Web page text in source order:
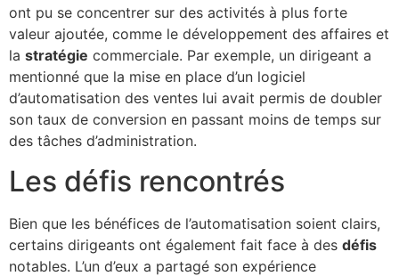
ont pu se concentrer sur des activités à plus forte
valeur ajoutée, comme le développement des affaires et
la stratégie commerciale. Par exemple, un dirigeant a
mentionné que la mise en place d’un logiciel
d’automatisation des ventes lui avait permis de doubler
son taux de conversion en passant moins de temps sur
des tâches d’administration.
Les défis rencontrés
Bien que les bénéfices de l’automatisation soient clairs,
certains dirigeants ont également fait face à des défis
notables. L’un d’eux a partagé son expérience